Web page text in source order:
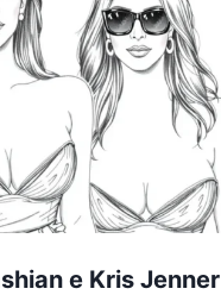
e Kris Jenner